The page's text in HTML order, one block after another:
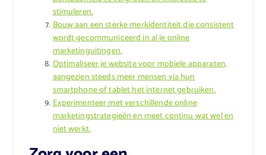
stimuleren.
Bouw aan een sterke merkidentiteit die consistent
wordt gecommuniceerd in al je online
marketinguitingen.
Optimaliseer je website voor mobiele apparaten,
aangezien steeds meer mensen via hun
smartphone of tablet het internet gebruiken.
Experimenteer met verschillende online
marketingstrategieën en meet continu wat wel en
niet werkt.